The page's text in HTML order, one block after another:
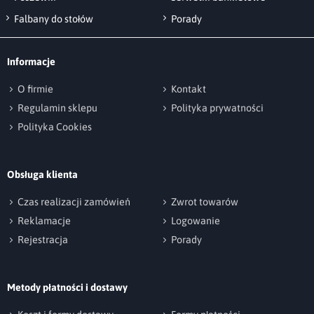
sposób mozna usunąć papierowym
ręcznikiem lub chusteczką).
Standard 100.
Wykończenie: U3, O1, O3, O5.
Falbany do stołów
Porady
Informacje
O firmie
Kontakt
Regulamin sklepu
Polityka prywatności
Polityka Cookies
Obsługa klienta
Czas realizacji zamówień
Zwrot towarów
Reklamacje
Logowanie
Rejestracja
Porady
Metody płatności i dostawy